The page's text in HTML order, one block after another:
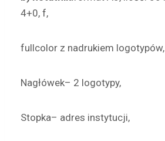
4+0, f,
fullcolor z nadrukiem logotypów,
Nagłówek– 2 logotypy,
Stopka– adres instytucji,